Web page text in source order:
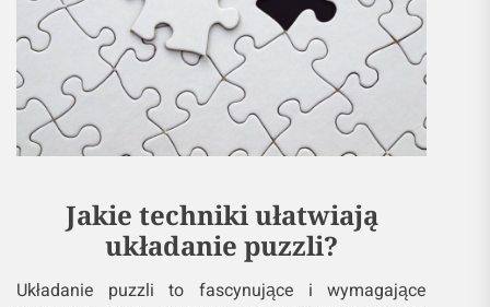
Jakie techniki ułatwiają
układanie puzzli?
Układanie puzzli to fascynujące i wymagające